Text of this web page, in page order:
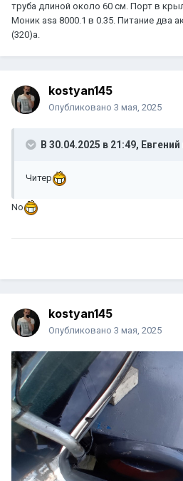
труба длиной около 60 см. Порт в
Моник asa 8000.1 в 0.35. Питание два
(320)а.
kostyan145
Опубликовано 3 мая, 2025
В 30.04.2025 в 21:49,
Читер
No
kostyan145
Опубликовано 3 мая, 2025